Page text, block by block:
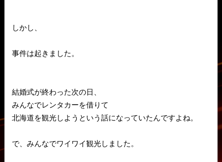
しかし、
事件は起きました。
結婚式が終わった次の日、
みんなでレンタカーを借りて
北海道を観光しようという話になっていたんですよね。
で、みんなでワイワイ観光しました。